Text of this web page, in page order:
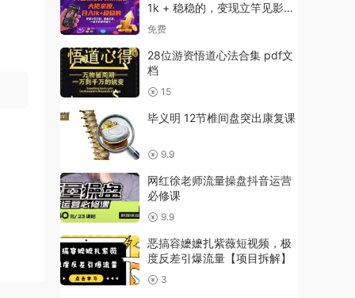
1k + 稳稳的，变现立竿见影，
简单无脑，一部手机即可操作
【揭秘】
免费
28位游资悟道心法合集 pdf文
档
15
毕义明 12节椎间盘突出康复课
9.9
网红徐老师流量操盘抖音运营
必修课
9.9
恶搞容嬷嬷扎紫薇短视频，极
度反差引爆流量【项目拆解】
3